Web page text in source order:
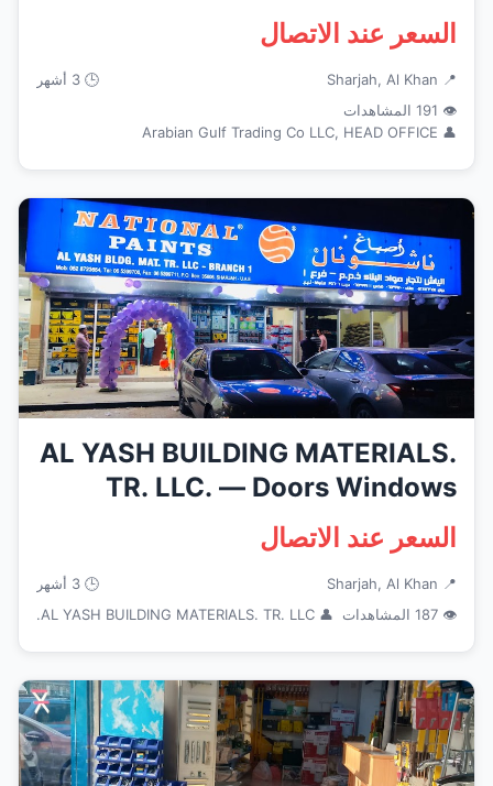
Windows ...
السعر عند الاتصال
📍 Sharjah, Al Khan
🕒 3 أشهر
👁 191 المشاهدات
👤 Arabian Gulf Trading Co LLC, HEAD OFFICE
AL YASH BUILDING MATERIALS.
TR. LLC. — Doors Windows
Fram...
السعر عند الاتصال
📍 Sharjah, Al Khan
🕒 3 أشهر
👁 187 المشاهدات
👤 AL YASH BUILDING MATERIALS. TR. LLC.